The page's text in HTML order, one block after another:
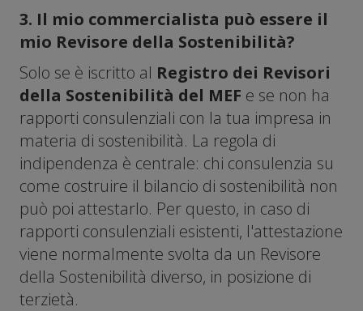
3. Il mio commercialista può essere il
mio Revisore della Sostenibilità?
Solo se è iscritto al Registro dei Revisori
della Sostenibilità del MEF e se non ha
rapporti consulenziali con la tua impresa in
materia di sostenibilità. La regola di
indipendenza è centrale: chi consulenzia su
come costruire il bilancio di sostenibilità non
può poi attestarlo. Per questo, in caso di
rapporti consulenziali esistenti, l'attestazione
viene normalmente svolta da un Revisore
della Sostenibilità diverso, in posizione di
terzietà.